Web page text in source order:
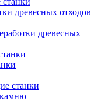
древесных отходов
древесных
станки
камню